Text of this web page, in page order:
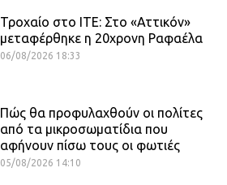
Τροχαίο στο ΙΤΕ: Στο «Αττικόν»
μεταφέρθηκε η 20χρονη Ραφαέλα
06/08/2026 18:33
Πώς θα προφυλαχθούν οι πολίτες
από τα μικροσωματίδια που
αφήνουν πίσω τους οι φωτιές
05/08/2026 14:10